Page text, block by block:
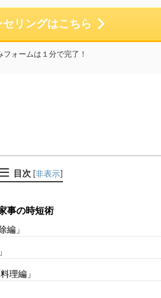
リングはこちら
フォームは１分で完了！
目次 [非表示]
事の時短術
編」
理編」